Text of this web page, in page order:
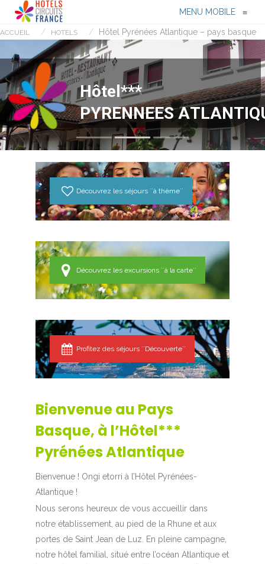
MENU MOBILE ≡
ACCUEIL HOTELS Hôtel Pyrénées Atlantique – pays basque
Hôtel***
PYRENNEES ATLANTIQ
Découvrez les séjours ``à thème``
Découvrez les excursions ``à la carte``
Profitez des séjours ``Découverte``
Bienvenue au Pays
Basque, à l’Hôtel***
Pyrénées Atlantique
Bienvenue ! Ongi etorri à l’Hôtel Pyrénées-
Atlantique !
Nous serons heureux de vous accueillir dans
notre établissement, au pied de la Rhune et aux
portes de Saint Jean de Luz. En pleine campagne,
notre hôtel familial, situé entre l’océan Atlantique et